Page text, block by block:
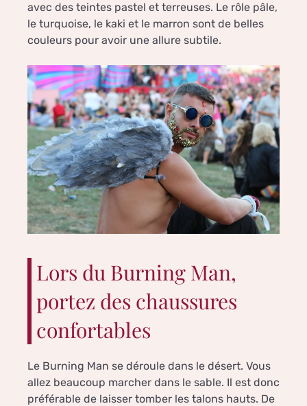
avec des teintes pastel et terreuses. Le rôle pâle,
le turquoise, le kaki et le marron sont de belles
couleurs pour avoir une allure subtile.
Lors du Burning Man,
portez des chaussures
confortables
Le Burning Man se déroule dans le désert. Vous
allez beaucoup marcher dans le sable. Il est donc
préférable de laisser tomber les talons hauts. De